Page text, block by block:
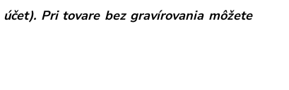
Pri tovare bez gravírovania môžete